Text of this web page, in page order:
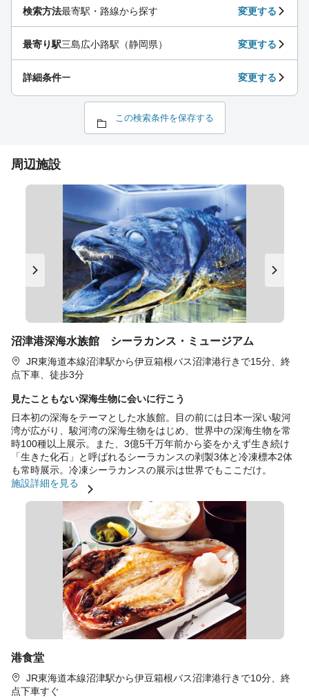
検索方法最寄駅・路線から探す 変更する
最寄り駅三島広小路駅（静岡県） 変更する
詳細条件ー 変更する
この検索条件を保存する
周辺施設
沼津港深海水族館 シーラカンス・ミュージアム
JR東海道本線沼津駅から伊豆箱根バス沼津港行きで15分、終
点下車、徒歩3分
見たこともない深海生物に会いに行こう
日本初の深海をテーマとした水族館。目の前には日本一深い駿河
湾が広がり、駿河湾の深海生物をはじめ、世界中の深海生物を常
時100種以上展示。また、3億5千万年前から姿をかえず生き続け
「生きた化石」と呼ばれるシーラカンスの剥製3体と冷凍標本2体
も常時展示。冷凍シーラカンスの展示は世界でもここだけ。
施設詳細を見る
港食堂
JR東海道本線沼津駅から伊豆箱根バス沼津港行きで10分、終
点下車すぐ